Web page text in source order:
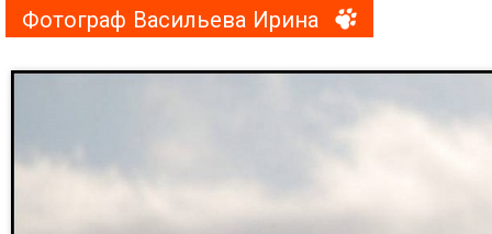
Фотограф Васильева Ирина